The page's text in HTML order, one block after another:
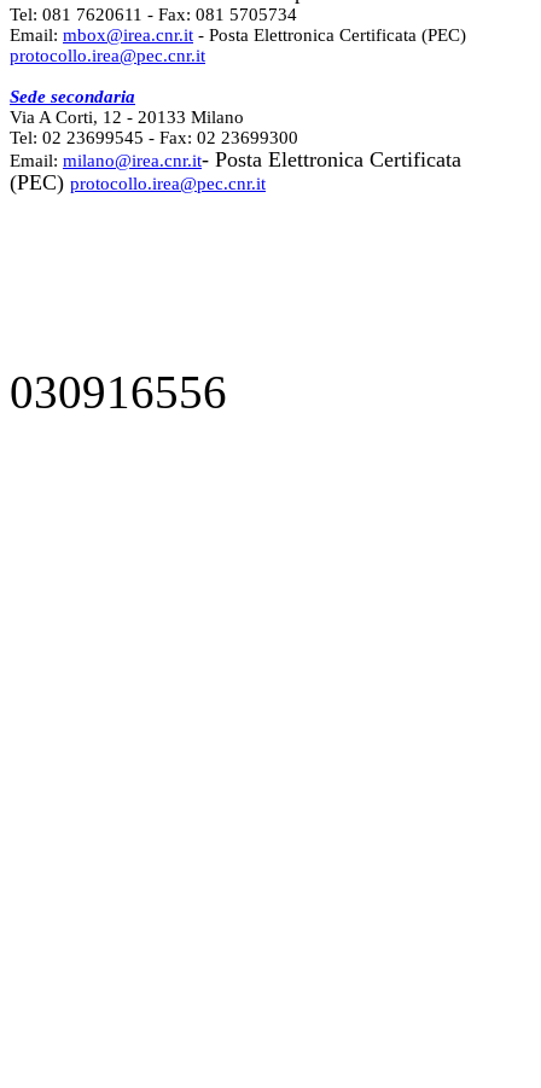
Tel: 081 7620611 - Fax: 081 5705734
Email: mbox@irea.cnr.it - Posta Elettronica Certificata (PEC)
protocollo.irea@pec.cnr.it
Sede secondaria
Via A Corti, 12 - 20133 Milano
Tel: 02 23699545 - Fax: 02 23699300
Email: milano@irea.cnr.it- Posta Elettronica Certificata
(PEC) protocollo.irea@pec.cnr.it
030916556